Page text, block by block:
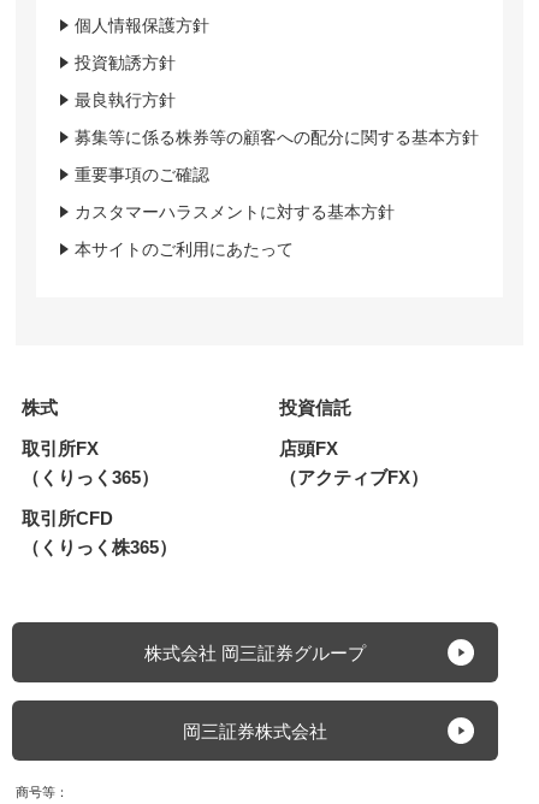
個人情報保護方針
投資勧誘方針
最良執行方針
募集等に係る株券等の顧客への配分に関する基本方針
重要事項のご確認
カスタマーハラスメントに対する基本方針
本サイトのご利用にあたって
株式
投資信託
取引所FX
（くりっく365）
店頭FX
（アクティブFX）
取引所CFD
（くりっく株365）
株式会社 岡三証券グループ
岡三証券株式会社
商号等